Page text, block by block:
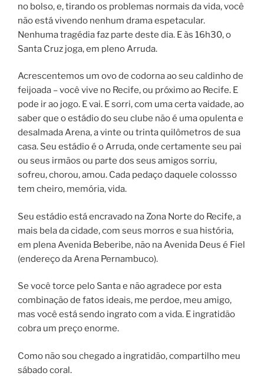
no bolso, e, tirando os problemas normais da vida, você
não está vivendo nenhum drama espetacular.
Nenhuma tragédia faz parte deste dia. E às 16h30, o
Santa Cruz joga, em pleno Arruda.
Acrescentemos um ovo de codorna ao seu caldinho de
feijoada – você vive no Recife, ou próximo ao Recife. E
pode ir ao jogo. E vai. E sorri, com uma certa vaidade, ao
saber que o estádio do seu clube não é uma opulenta e
desalmada Arena, a vinte ou trinta quilômetros de sua
casa. Seu estádio é o Arruda, onde certamente seu pai
ou seus irmãos ou parte dos seus amigos sorriu,
sofreu, chorou, amou. Cada pedaço daquele colossso
tem cheiro, memória, vida.
Seu estádio está encravado na Zona Norte do Recife, a
mais bela da cidade, com seus morros e sua história,
em plena Avenida Beberibe, não na Avenida Deus é Fiel
(endereço da Arena Pernambuco).
Se você torce pelo Santa e não agradece por esta
combinação de fatos ideais, me perdoe, meu amigo,
mas você está sendo ingrato com a vida. E ingratidão
cobra um preço enorme.
Como não sou chegado a ingratidão, compartilho meu
sábado coral.